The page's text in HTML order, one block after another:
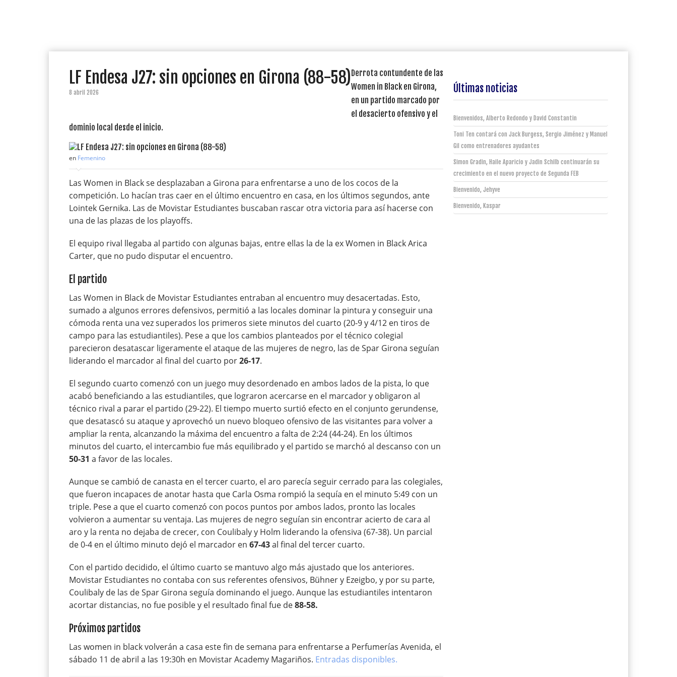
LF Endesa J27: sin opciones en Girona (88-58)
8 abril 2026
Derrota contundente de las
Women in Black en Girona,
en un partido marcado por
el desacierto ofensivo y el
dominio local desde el inicio.
en Femenino
Las Women in Black se desplazaban a Girona para enfrentarse a uno de los cocos de la
competición. Lo hacían tras caer en el último encuentro en casa, en los últimos segundos, ante
Lointek Gernika. Las de Movistar Estudiantes buscaban rascar otra victoria para así hacerse con
una de las plazas de los playoffs.
El equipo rival llegaba al partido con algunas bajas, entre ellas la de la ex Women in Black Arica
Carter, que no pudo disputar el encuentro.
El partido
Las Women in Black de Movistar Estudiantes entraban al encuentro muy desacertadas. Esto,
sumado a algunos errores defensivos, permitió a las locales dominar la pintura y conseguir una
cómoda renta una vez superados los primeros siete minutos del cuarto (20-9 y 4/12 en tiros de
campo para las estudiantiles). Pese a que los cambios planteados por el técnico colegial
parecieron desatascar ligeramente el ataque de las mujeres de negro, las de Spar Girona seguían
liderando el marcador al final del cuarto por26-17.
El segundo cuarto comenzó con un juego muy desordenado en ambos lados de la pista, lo que
acabó beneficiando a las estudiantiles, que lograron acercarse en el marcador y obligaron al
técnico rival a parar el partido (29-22). El tiempo muerto surtió efecto en el conjunto gerundense,
que desatascó su ataque y aprovechó un nuevo bloqueo ofensivo de las visitantes para volver a
ampliar la renta, alcanzando la máxima del encuentro a falta de 2:24 (44-24). En los últimos
minutos del cuarto, el intercambio fue más equilibrado y el partido se marchó al descanso con un
50-31 a favor de las locales.
Aunque se cambió de canasta en el tercer cuarto, el aro parecía seguir cerrado para las colegiales,
que fueron incapaces de anotar hasta que Carla Osma rompió la sequía en el minuto 5:49 con un
triple. Pese a que el cuarto comenzó con pocos puntos por ambos lados, pronto las locales
volvieron a aumentar su ventaja. Las mujeres de negro seguían sin encontrar acierto de cara al
aro y la renta no dejaba de crecer, con Coulibaly y Holm liderando la ofensiva (67-38). Un parcial
de 0-4 en el último minuto dejó el marcador en 67-43al final del tercer cuarto.
Con el partido decidido, el último cuarto se mantuvo algo más ajustado que los anteriores.
Movistar Estudiantes no contaba con sus referentes ofensivos, Bühner y Ezeigbo, y por su parte,
Coulibaly de las de Spar Girona seguía dominando el juego. Aunque las estudiantiles intentaron
acortar distancias, no fue posible y el resultado final fue de88-58.
Próximos partidos
Las women in black volverán a casa este fin de semana para enfrentarse a Perfumerías Avenida, el
sábado 11 de abril a las 19:30h en Movistar Academy Magariños. Entradas disponibles.
Últimas noticias
Bienvenidos, Alberto Redondo y David Constantin
Toni Ten contará con Jack Burgess, Sergio Jiménez y Manuel
Gil como entrenadores ayudantes
Simon Gradin, Haile Aparicio y Jadin Schilb continuarán su
crecimiento en el nuevo proyecto de Segunda FEB
Bienvenido, Jehyve
Bienvenido, Kaspar